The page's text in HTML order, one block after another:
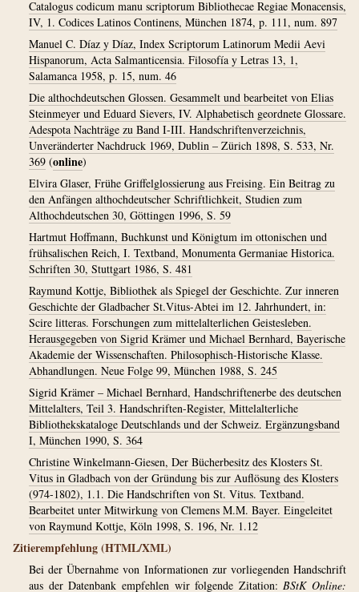
Catalogus codicum manu scriptorum Bibliothecae Regiae Monacensis,
IV, 1. Codices Latinos Continens, München 1874, p. 111, num. 897
Manuel C. Díaz y Díaz, Index Scriptorum Latinorum Medii Aevi
Hispanorum, Acta Salmanticensia. Filosofía y Letras 13, 1,
Salamanca 1958, p. 15, num. 46
Die althochdeutschen Glossen. Gesammelt und bearbeitet von Elias
Steinmeyer und Eduard Sievers, IV. Alphabetisch geordnete Glossare.
Adespota Nachträge zu Band I-III. Handschriftenverzeichnis,
Unveränderter Nachdruck 1969, Dublin – Zürich 1898, S. 533, Nr.
369 (online)
Elvira Glaser, Frühe Griffelglossierung aus Freising. Ein Beitrag zu
den Anfängen althochdeutscher Schriftlichkeit, Studien zum
Althochdeutschen 30, Göttingen 1996, S. 59
Hartmut Hoffmann, Buchkunst und Königtum im ottonischen und
frühsalischen Reich, I. Textband, Monumenta Germaniae Historica.
Schriften 30, Stuttgart 1986, S. 481
Raymund Kottje, Bibliothek als Spiegel der Geschichte. Zur inneren
Geschichte der Gladbacher St.Vitus-Abtei im 12. Jahrhundert, in:
Scire litteras. Forschungen zum mittelalterlichen Geistesleben.
Herausgegeben von Sigrid Krämer und Michael Bernhard, Bayerische
Akademie der Wissenschaften. Philosophisch-Historische Klasse.
Abhandlungen. Neue Folge 99, München 1988, S. 245
Sigrid Krämer – Michael Bernhard, Handschriftenerbe des deutschen
Mittelalters, Teil 3. Handschriften-Register, Mittelalterliche
Bibliothekskataloge Deutschlands und der Schweiz. Ergänzungsband
I, München 1990, S. 364
Christine Winkelmann-Giesen, Der Bücherbesitz des Klosters St.
Vitus in Gladbach von der Gründung bis zur Auflösung des Klosters
(974-1802), 1.1. Die Handschriften von St. Vitus. Textband.
Bearbeitet unter Mitwirkung von Clemens M.M. Bayer. Eingeleitet
von Raymund Kottje, Köln 1998, S. 196, Nr. 1.12
Zitierempfehlung (HTML/XML)
Bei der Übernahme von Informationen zur vorliegenden Handschrift
aus der Datenbank empfehlen wir folgende Zitation:BStK Online: